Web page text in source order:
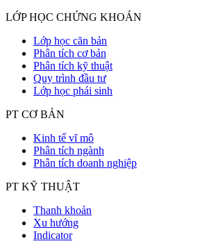
LỚP HỌC CHỨNG KHOÁN
Lớp học căn bản
Phân tích cơ bản
Phân tích kỹ thuật
Quy trình đầu tư
Lớp học phái sinh
PT CƠ BẢN
Kinh tế vĩ mô
Phân tích ngành
Phân tích doanh nghiệp
PT KỸ THUẬT
Thanh khoản
Xu hướng
Indicator